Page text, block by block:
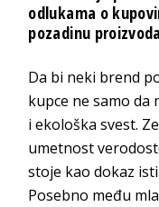
odlukama o
pozadinu
Da bi neki brend
kupce ne samo da
i ekološka svest.
umetnost
stoje kao dokaz
Posebno među